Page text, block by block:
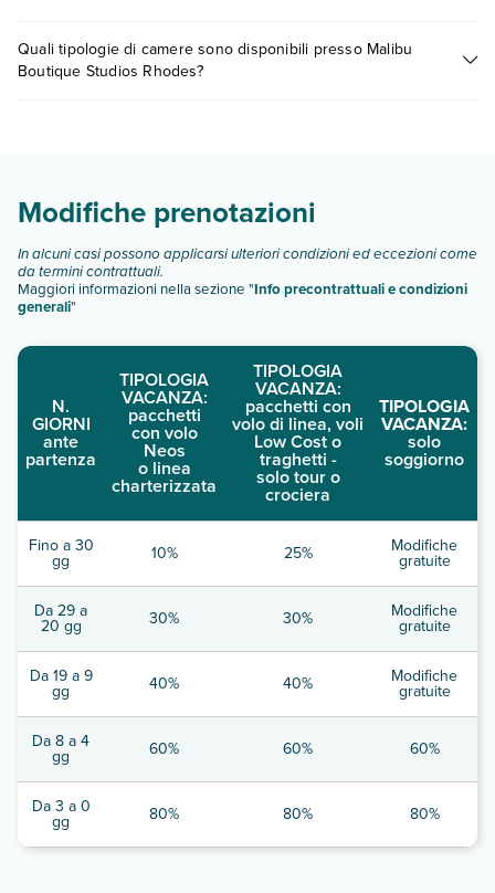
recapiti indicati nella conferma della prenotazione. Le
pulizie sono a cura di un servizio professionale.È
disponibile il check-in senza contatti.
base a vari fattori (per es. date, condizioni dell'hotel, ecc). Per
consultare i prezzi, compila il motore di ricerca e scegli
Quali tipologie di camere sono disponibili presso Malibu
Boutique Studios Rhodes?
Modifiche prenotazioni
In alcuni casi possono applicarsi ulteriori condizioni ed eccezioni come
da termini contrattuali.
Maggiori informazioni nella sezione "Info precontrattuali e condizioni
generali"
N.
GIORNI
ante
partenza
TIPOLOGIA
VACANZA:
pacchetti
con volo
Neos
o linea
charterizzata
TIPOLOGIA
VACANZA:
pacchetti con
volo di linea, voli
Low Cost o
traghetti -
solo tour o
crociera
TIPOLOGIA
VACANZA:
solo
soggiorno
Fino a 30
gg 10% 25% Modifiche
gratuite
Da 29 a
20 gg 30% 30% Modifiche
gratuite
Da 19 a 9
gg 40% 40% Modifiche
gratuite
Da 8 a 4
gg 60% 60% 60%
Da 3 a 0
gg 80% 80% 80%